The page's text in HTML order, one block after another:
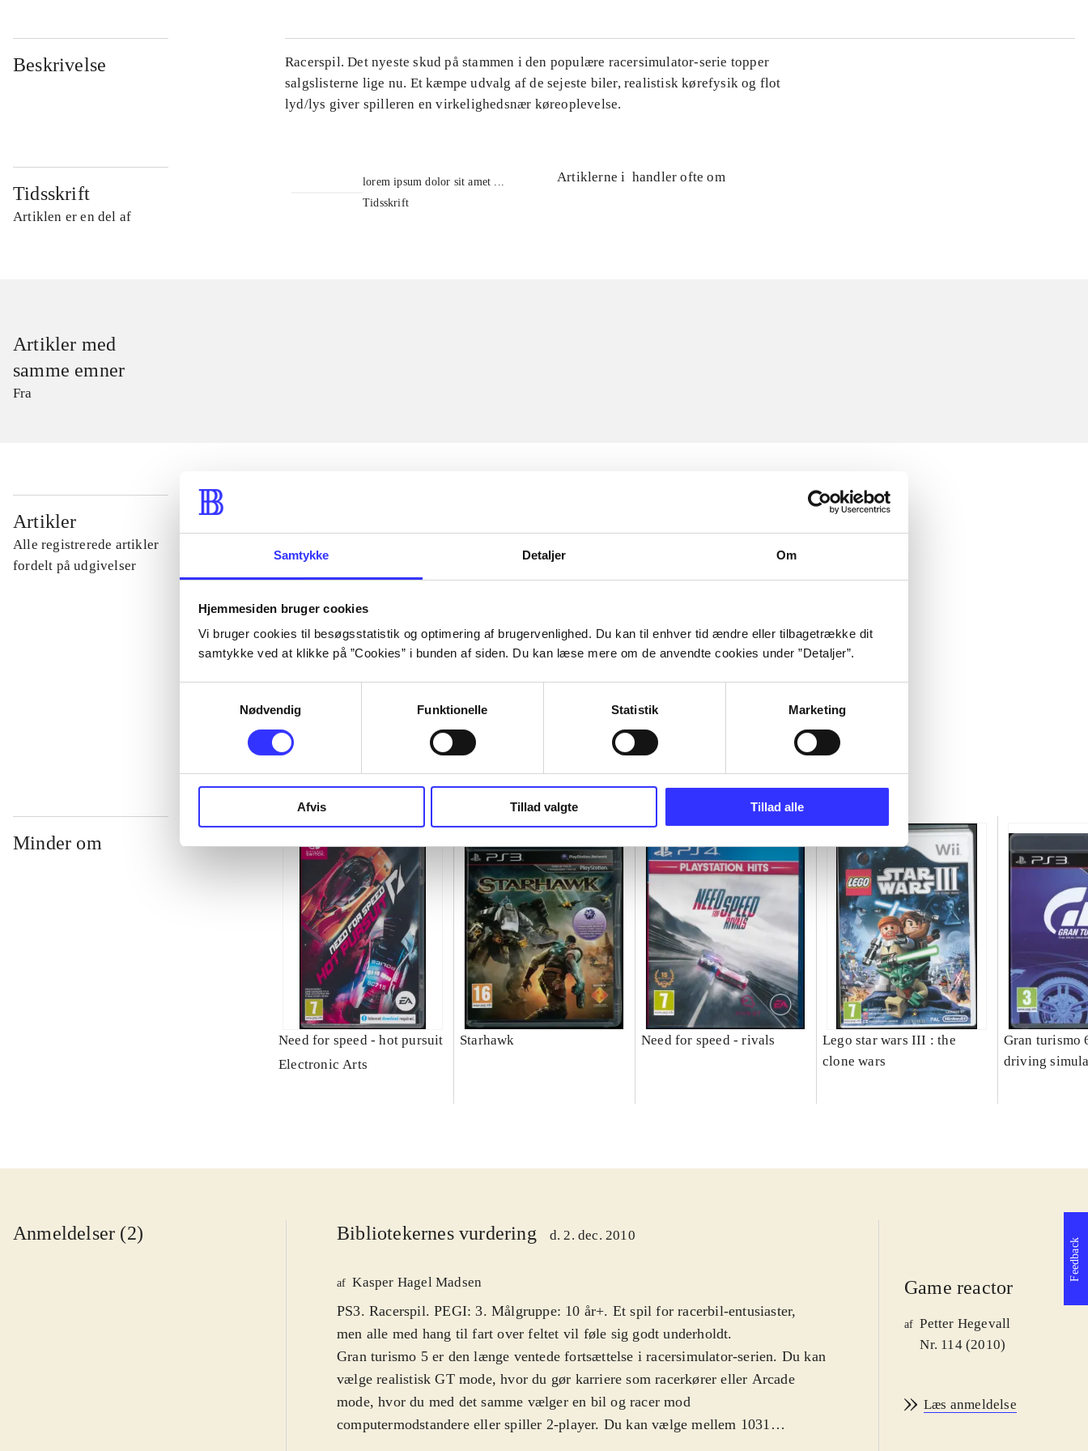
Samtykke Detaljer Om
Hjemmesiden bruger cookies
Vi bruger cookies til besøgsstatistik og optimering af brugervenlighed. Du kan til enhver tid ændre eller tilbagetrække dit
samtykke ved at klikke på ”Cookies” i bunden af siden. Du kan læse mere om de anvendte cookies under ”Detaljer”.
Nødvendig
Funktionelle Statistik Marketing
Afvis Tillad valgte Tillad alle
Beskrivelse
Racerspil. Det nyeste skud på stammen i den populære racersimulator-serie topper
salgslisterne lige nu. Et kæmpe udvalg af de sejeste biler, realistisk kørefysik og flot
lyd/lys giver spilleren en virkelighedsnær køreoplevelse.
Tidsskrift
Artiklen er en del af
lorem ipsum dolor sit amet ...
Tidsskrift
Artiklerne i handler ofte om
Artikler med
samme emner
Fra
Artikler
Alle registrerede artikler
fordelt på udgivelser
...
...
...
Minder om
Need for speed - hot pursuit
Electronic Arts
Starhawk Need for speed - rivals
Lego star wars III : the
clone wars
Gran turismo
driving
Anmeldelser (2) Bibliotekernes vurdering d. 2. dec. 2010
af Kasper Hagel Madsen
PS3. Racerspil. PEGI: 3. Målgruppe: 10 år+. Et spil for racerbil-entusiaster,
men alle med hang til fart over feltet vil føle sig godt underholdt.
Gran turismo 5 er den længe ventede fortsættelse i racersimulator-serien. Du kan
vælge realistisk GT mode, hvor du gør karriere som racerkører eller Arcade
mode, hvor du med det samme vælger en bil og racer mod
computermodstandere eller spiller 2-player. Du kan vælge mellem 1031
Game reactor
af Petter Hegevall
Nr. 114 (2010)
Læs anmeldelse
Feedback